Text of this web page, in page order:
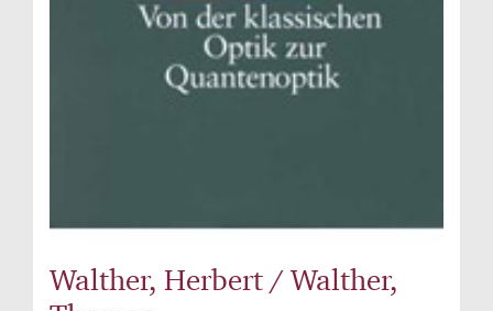
Walther, Herbert / Walther,